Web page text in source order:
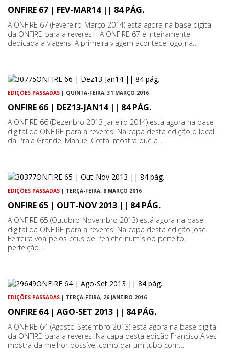
ONFIRE 67 | FEV-MAR14 || 84 PÁG.
A ONFIRE 67 (Fevereiro-Março 2014) está agora na base digital
da ONFIRE para a reveres! A ONFIRE 67 é inteiramente
dedicada a viagens! A primeira viagem acontece logo na…
EDIÇÕES PASSADAS | QUINTA-FEIRA, 31 MARÇO 2016
ONFIRE 66 | DEZ13-JAN14 || 84 PÁG.
A ONFIRE 66 (Dezenbro 2013-Janeiro 2014) está agora na base
digital da ONFIRE para a reveres! Na capa desta edição o local
da Praia Grande, Manuel Cotta, mostra que a…
EDIÇÕES PASSADAS | TERÇA-FEIRA, 8 MARÇO 2016
ONFIRE 65 | OUT-NOV 2013 || 84 PÁG.
A ONFIRE 65 (Outubro-Novembro 2013) está agora na base
digital da ONFIRE para a reveres! Na capa desta edição José
Ferreira voa pelos céus de Peniche num slob perfeito,
perfeição…
EDIÇÕES PASSADAS | TERÇA-FEIRA, 26 JANEIRO 2016
ONFIRE 64 | AGO-SET 2013 || 84 PÁG.
A ONFIRE 64 (Agosto-Setembro 2013) está agora na base digital
da ONFIRE para a reveres! Na capa desta edição Franciso Alves
mostra da melhor possível como dar um tubo com…